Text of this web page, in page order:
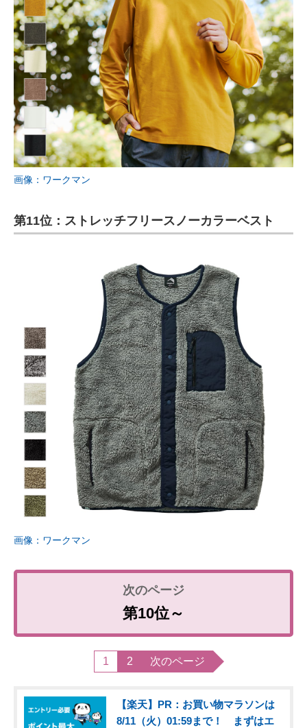
画像：ワークマン
第11位：ストレッチフリースノーカラーベスト
画像：ワークマン
第10位～
1 2 次のページ
【楽天】PR：お買い物マラソンは
8/11（火）01:59まで！ まずはエ